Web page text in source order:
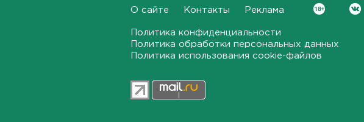
В пятницу вузы публикуют
списки. Ленобласть подвела
мормонов из Выборга
О сайте Контакты Реклама
Политика конфиденциальности
Политика обработки персональных данных
Политика использования cookie-файлов